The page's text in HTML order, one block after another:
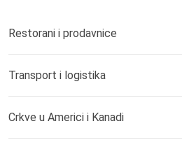
Restorani i prodavnice
Transport i logistika
Crkve u Americi i Kanadi